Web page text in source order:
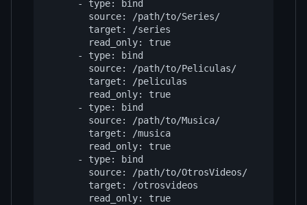
- type:
bind
source:
/path/to/Series/
target :
/series
read_only:
true
- type:
bind
source:
/path/to/Peliculas/
target :
/peliculas
read_only:
true
- type:
bind
source:
/path/to/Musica/
target :
/musica
read_only:
true
- type:
bind
source:
/path/to/OtrosVideos/
target :
/otrosvideos
read_only:
true